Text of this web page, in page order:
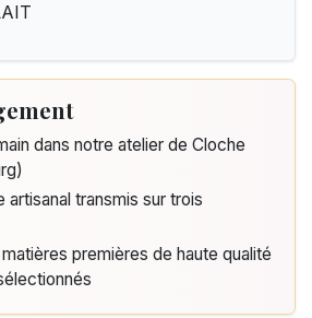
dans notre atelier de Cloche
transmis sur trois
premières de haute qualité